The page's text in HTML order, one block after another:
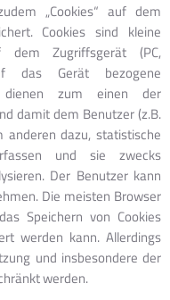
„Cookies“ auf dem
Cookies sind kleine
Zugriffsgerät (PC,
das Gerät bezogene
dienen zum einen der
damit dem Benutzer (z.B.
anderen dazu, statistische
und sie zwecks
Der Benutzer kann
Die meisten Browser
Speichern von Cookies
werden kann. Allerdings
und insbesondere der
werden.